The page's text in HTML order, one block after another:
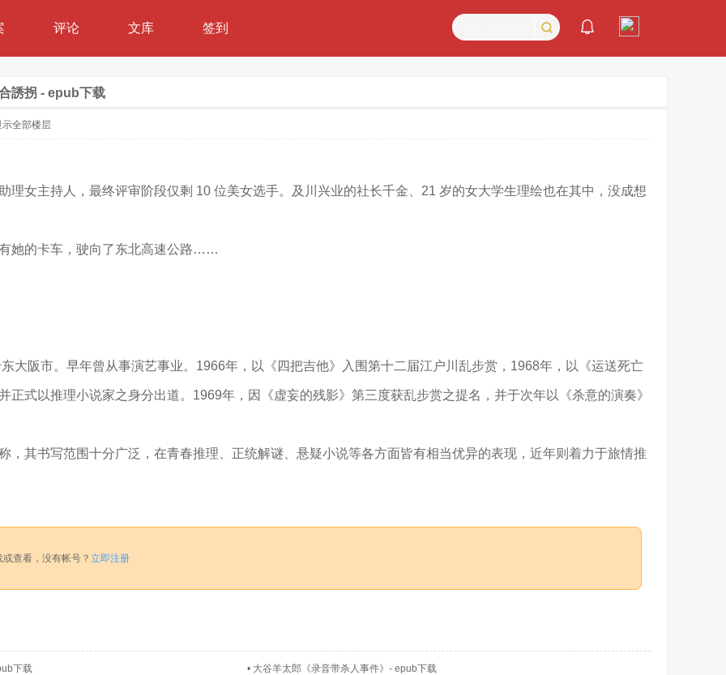

评论 文库 签到
誘拐 - epub下载
示全部楼层
理女主持人，最终评审阶段仅剩 10 位美女选手。及川兴业的社长千金、21 岁的女大学生理绘也在其中，没成想
她的卡车，驶向了东北高速公路……
大阪市。早年曾从事演艺事业。1966年，以《四把吉他》入围第十二届江户川乱步赏，1968年，以《运送死亡
正式以推理小说家之身分出道。1969年，因《虚妄的残影》第三度获乱步赏之提名，并于次年以《杀意的演奏》
，其书写范围十分广泛，在青春推理、正统解谜、悬疑小说等各方面皆有相当优异的表现，近年则着力于旅情推
查看，没有帐号？ 立即注册
下载 • 大谷羊太郎《录音带杀人事件》- epub下载